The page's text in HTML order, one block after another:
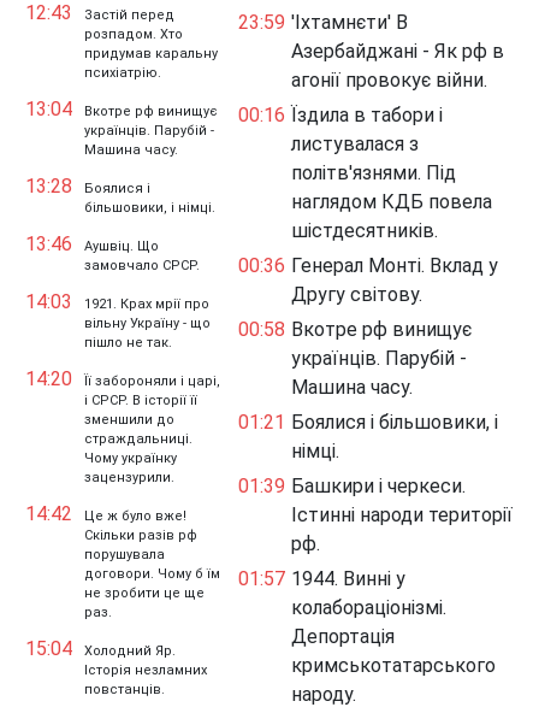
12:43
Застій перед
розпадом. Хто
придумав каральну
психіатрію.
13:04
Вкотре рф винищує
українців. Парубій -
Машина часу.
13:28
Боялися і
більшовики, і німці.
13:46
Аушвіц. Що
замовчало СРСР.
14:03
1921. Крах мрії про
вільну Україну - що
пішло не так.
14:20
Її забороняли і царі,
і СРСР. В історії її
зменшили до
страждальниці.
Чому українку
зацензурили.
14:42
Це ж було вже!
Скільки разів рф
порушувала
договори. Чому б їм
не зробити це ще
раз.
15:04
Холодний Яр.
Історія незламних
повстанців.
23:59 'Іхтамнєти' В
Азербайджані - Як рф в
агонії провокує війни.
00:16 Їздила в табори і
листувалася з
політв'язнями. Під
наглядом КДБ повела
шістдесятників.
00:36 Генерал Монті. Вклад у
Другу світову.
00:58 Вкотре рф винищує
українців. Парубій -
Машина часу.
01:21 Боялися і більшовики, і
німці.
01:39 Башкири і черкеси.
Істинні народи території
рф.
01:57 1944. Винні у
колабораціонізмі.
Депортація
кримськотатарського
народу.